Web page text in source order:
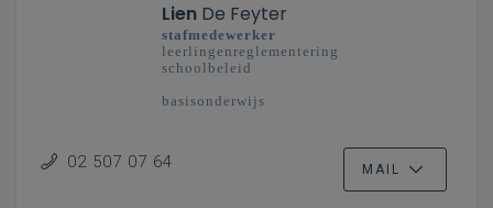
Lien De Feyter
stafmedewerker
leerlingenreglementering
schoolbeleid
basisonderwijs
02 507 07 64 MAIL